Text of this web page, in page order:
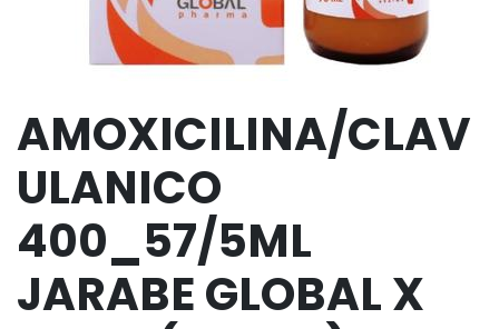
AMOXICILINA/CLAV
ULANICO
400_57/5ML
JARABE GLOBAL X